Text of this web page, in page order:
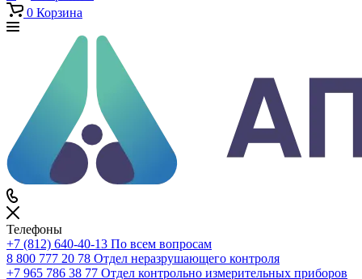
По всему сайту
По каталогу
0
Сравнение
0
Избранное
0 Корзина